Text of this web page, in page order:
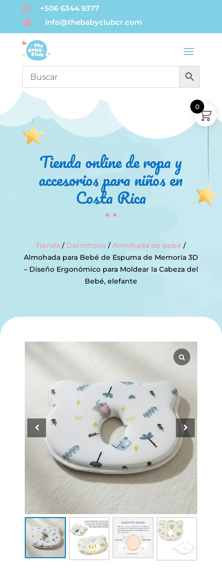
 +506 6344 9377
 info@thebabyclubcr.com
Tienda online de ropa y
accesorios para niños en
Costa Rica
Tienda / Dormitorio /Almohada de bebe /
Almohada para Bebé de Espuma de Memoria 3D
– Diseño Ergonómico para Moldear la Cabeza del
Bebé, elefante
0